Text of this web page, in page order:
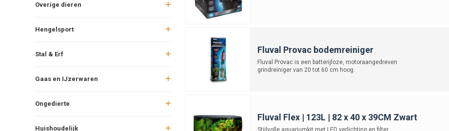
Overige dieren
Hengelsport
Stal & Erf
Gaas en IJzerwaren
Ongedierte
Huishoudelijk
Fluval Provac bodemreiniger
Fluval Provac is een batterijloze, motoraangedreven
grindreiniger van 20 tot 60 cm hoog.
Fluval Flex | 123L | 82 x 40 x 39CM Zwart
Stijlvolle aquariumkit met LED verlichting en filter